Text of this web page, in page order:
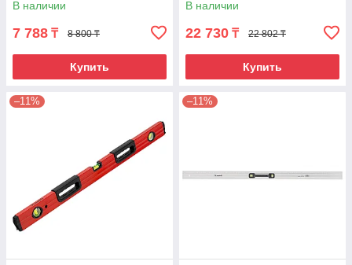
В наличии
7 788 ₸ 8 800 ₸
Купить
В наличии
22 730 ₸ 22 802 ₸
Купить
–11% –11%